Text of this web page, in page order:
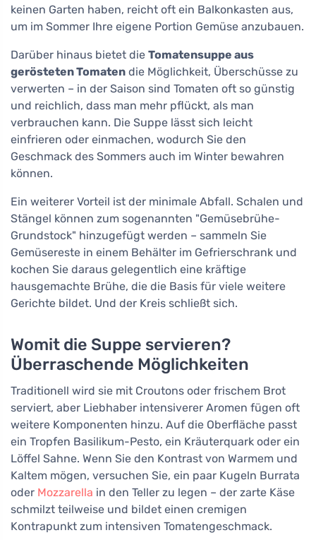
keinen Garten haben, reicht oft ein Balkonkasten aus,
um im Sommer Ihre eigene Portion Gemüse anzubauen.
Darüber hinaus bietet die Tomatensuppe aus
gerösteten Tomaten die Möglichkeit, Überschüsse zu
verwerten – in der Saison sind Tomaten oft so günstig
und reichlich, dass man mehr pflückt, als man
verbrauchen kann. Die Suppe lässt sich leicht
einfrieren oder einmachen, wodurch Sie den
Geschmack des Sommers auch im Winter bewahren
können.
Ein weiterer Vorteil ist der minimale Abfall. Schalen und
Stängel können zum sogenannten "Gemüsebrühe-
Grundstock" hinzugefügt werden – sammeln Sie
Gemüsereste in einem Behälter im Gefrierschrank und
kochen Sie daraus gelegentlich eine kräftige
hausgemachte Brühe, die die Basis für viele weitere
Gerichte bildet. Und der Kreis schließt sich.
Womit die Suppe servieren?
Überraschende Möglichkeiten
Traditionell wird sie mit Croutons oder frischem Brot
serviert, aber Liebhaber intensiverer Aromen fügen oft
weitere Komponenten hinzu. Auf die Oberfläche passt
ein Tropfen Basilikum-Pesto, ein Kräuterquark oder ein
Löffel Sahne. Wenn Sie den Kontrast von Warmem und
Kaltem mögen, versuchen Sie, ein paar Kugeln Burrata
oder Mozzarella in den Teller zu legen – der zarte Käse
schmilzt teilweise und bildet einen cremigen
Kontrapunkt zum intensiven Tomatengeschmack.